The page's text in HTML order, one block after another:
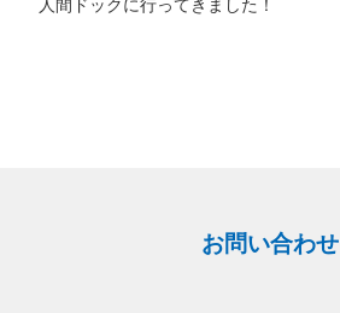
人間ドックに行ってきました！
お問い合わせ